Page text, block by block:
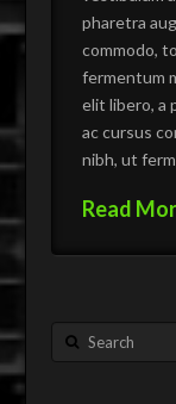
pharetra
commodo,
fermentum
elit libero, a
ac cursus
nibh, ut
Read
Search